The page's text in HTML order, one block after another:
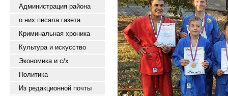
Администрация района
о них писала газета
Криминальная хроника
Культура и искусство
Экономика и с/х
Политика
Из редакционной почты